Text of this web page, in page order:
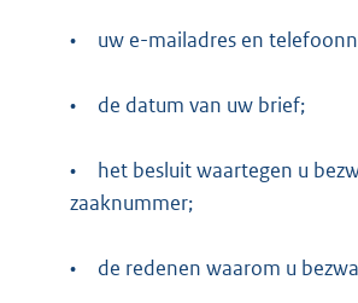
• uw e-mailadres en
• de datum van uw brief;
•
het besluit waartegen u
zaaknummer;
• de redenen waarom u